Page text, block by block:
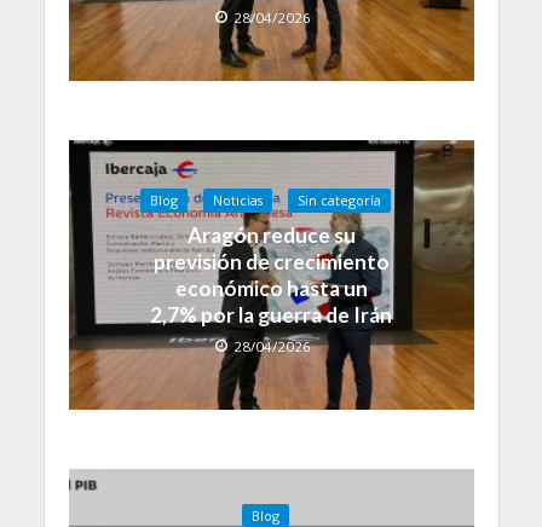
28/04/2026
Blog Noticias Sin categoría
Aragón reduce su
previsión de crecimiento
económico hasta un
2,7% por la guerra de Irán
28/04/2026
Blog